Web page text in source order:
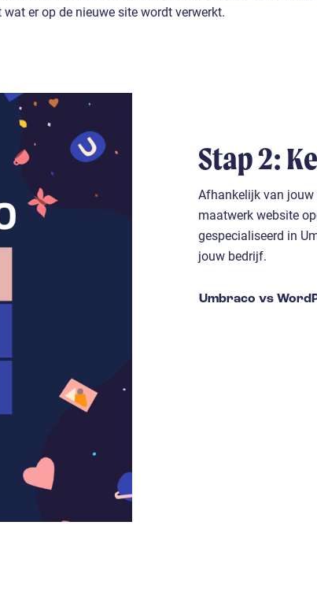
er op de nieuwe site wordt verwerkt.
Stap 2:
Afhankelijk van jouw
maatwerk website
gespecialiseerd in
jouw bedrijf.
Umbraco vs